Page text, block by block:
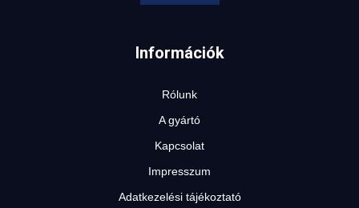
Információk
Rólunk
A gyártó
Kapcsolat
Impresszum
Adatkezelési tájékoztató